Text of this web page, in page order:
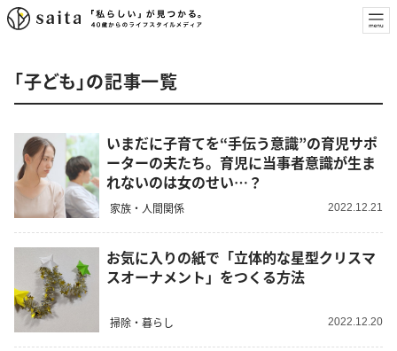
「子ども」の記事一覧
いまだに子育てを“手伝う意識”の育児サポ
ーターの夫たち。育児に当事者意識が生ま
れないのは女のせい…？
家族・人間関係 2022.12.21
お気に入りの紙で「立体的な星型クリスマ
スオーナメント」をつくる方法
掃除・暮らし 2022.12.20